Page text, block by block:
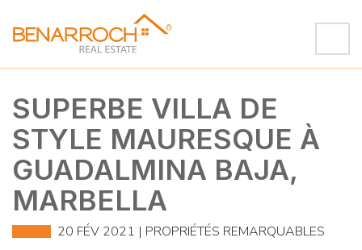
SUPERBE VILLA DE
STYLE MAURESQUE À
GUADALMINA BAJA,
MARBELLA
20 FÉV 2021 | PROPRIÉTÉS REMARQUABLES